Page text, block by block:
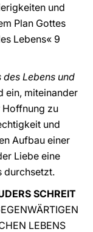
und
Plan Gottes
Lebens« 9
des Lebens und
ein, miteinander
Hoffnung zu
und
Aufbau einer
Liebe eine
durchsetzt.
SCHREIT
LEBENS